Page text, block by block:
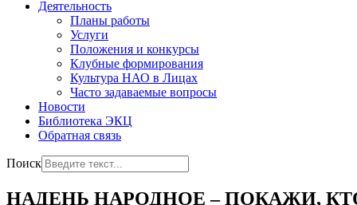
Деятельность
Планы работы
Услуги
Положения и конкурсы
Клубные формирования
Культура НАО в Лицах
Часто задаваемые вопросы
Новости
Библиотека ЭКЦ
Обратная связь
Поиск
НАДЕНЬ НАРОДНОЕ – ПОКАЖИ,